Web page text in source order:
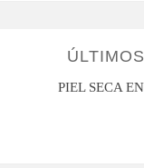
PIEL SECA